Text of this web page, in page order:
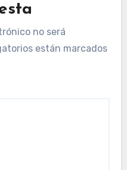
no será
están marcados